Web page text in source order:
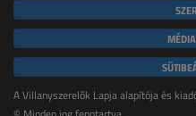
A Villanyszerelők Lapja alapítója és